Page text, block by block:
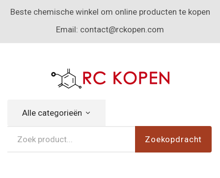
Beste chemische winkel om online producten te kopen
Email: contact@rckopen.com
Alle categorieën
Zoekopdracht